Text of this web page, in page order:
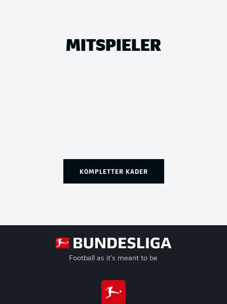
MITSPIELER
KOMPLETTER KADER
Football as it's meant to be